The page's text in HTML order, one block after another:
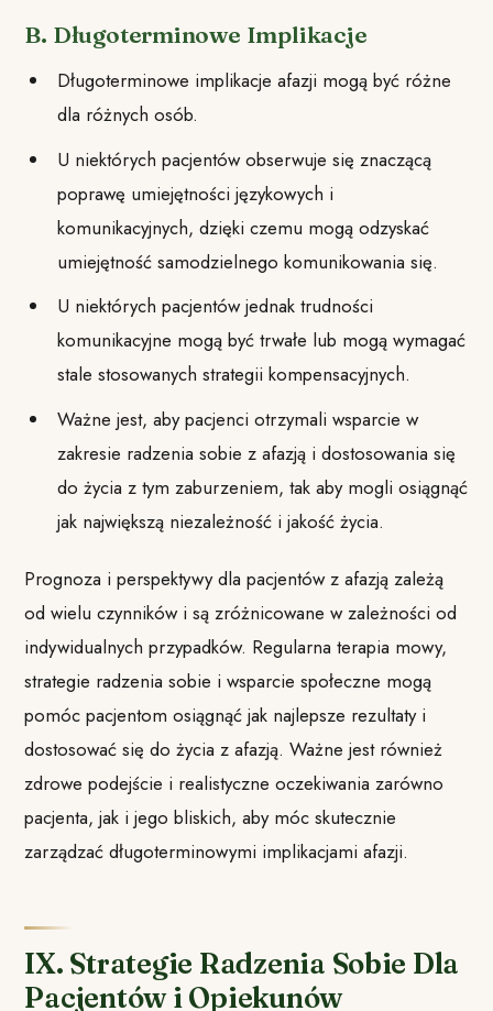
B. Długoterminowe Implikacje
Długoterminowe implikacje afazji mogą być różne
dla różnych osób.
U niektórych pacjentów obserwuje się znaczącą
poprawę umiejętności językowych i
komunikacyjnych, dzięki czemu mogą odzyskać
umiejętność samodzielnego komunikowania się.
U niektórych pacjentów jednak trudności
komunikacyjne mogą być trwałe lub mogą wymagać
stale stosowanych strategii kompensacyjnych.
Ważne jest, aby pacjenci otrzymali wsparcie w
zakresie radzenia sobie z afazją i dostosowania się
do życia z tym zaburzeniem, tak aby mogli osiągnąć
jak największą niezależność i jakość życia.
Prognoza i perspektywy dla pacjentów z afazją zależą
od wielu czynników i są zróżnicowane w zależności od
indywidualnych przypadków. Regularna terapia mowy,
strategie radzenia sobie i wsparcie społeczne mogą
pomóc pacjentom osiągnąć jak najlepsze rezultaty i
dostosować się do życia z afazją. Ważne jest również
zdrowe podejście i realistyczne oczekiwania zarówno
pacjenta, jak i jego bliskich, aby móc skutecznie
zarządzać długoterminowymi implikacjami afazji.
IX. Strategie Radzenia Sobie Dla
Pacjentów i Opiekunów